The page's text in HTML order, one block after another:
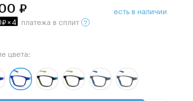
×4 платежа в сплит
есть в наличии
цвета: